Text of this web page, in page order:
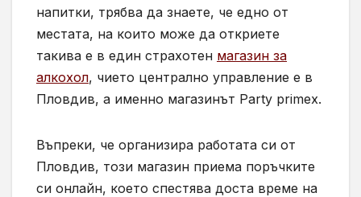
напитки, трябва да знаете, че едно от
местата, на които може да откриете
такива е в един страхотен магазин за
алкохол, чието централно управление е в
Пловдив, а именно магазинът Party primex.
Въпреки, че организира работата си от
Пловдив, този магазин приема поръчките
си онлайн, което спестява доста време на